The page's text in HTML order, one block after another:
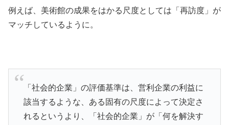
例えば、美術館の成果をはかる尺度としては「再訪度」が
マッチしているように。
「社会的企業」の評価基準は、営利企業の利益に
該当するような、ある固有の尺度によって決定さ
れるというより、「社会的企業」が「何を解決す